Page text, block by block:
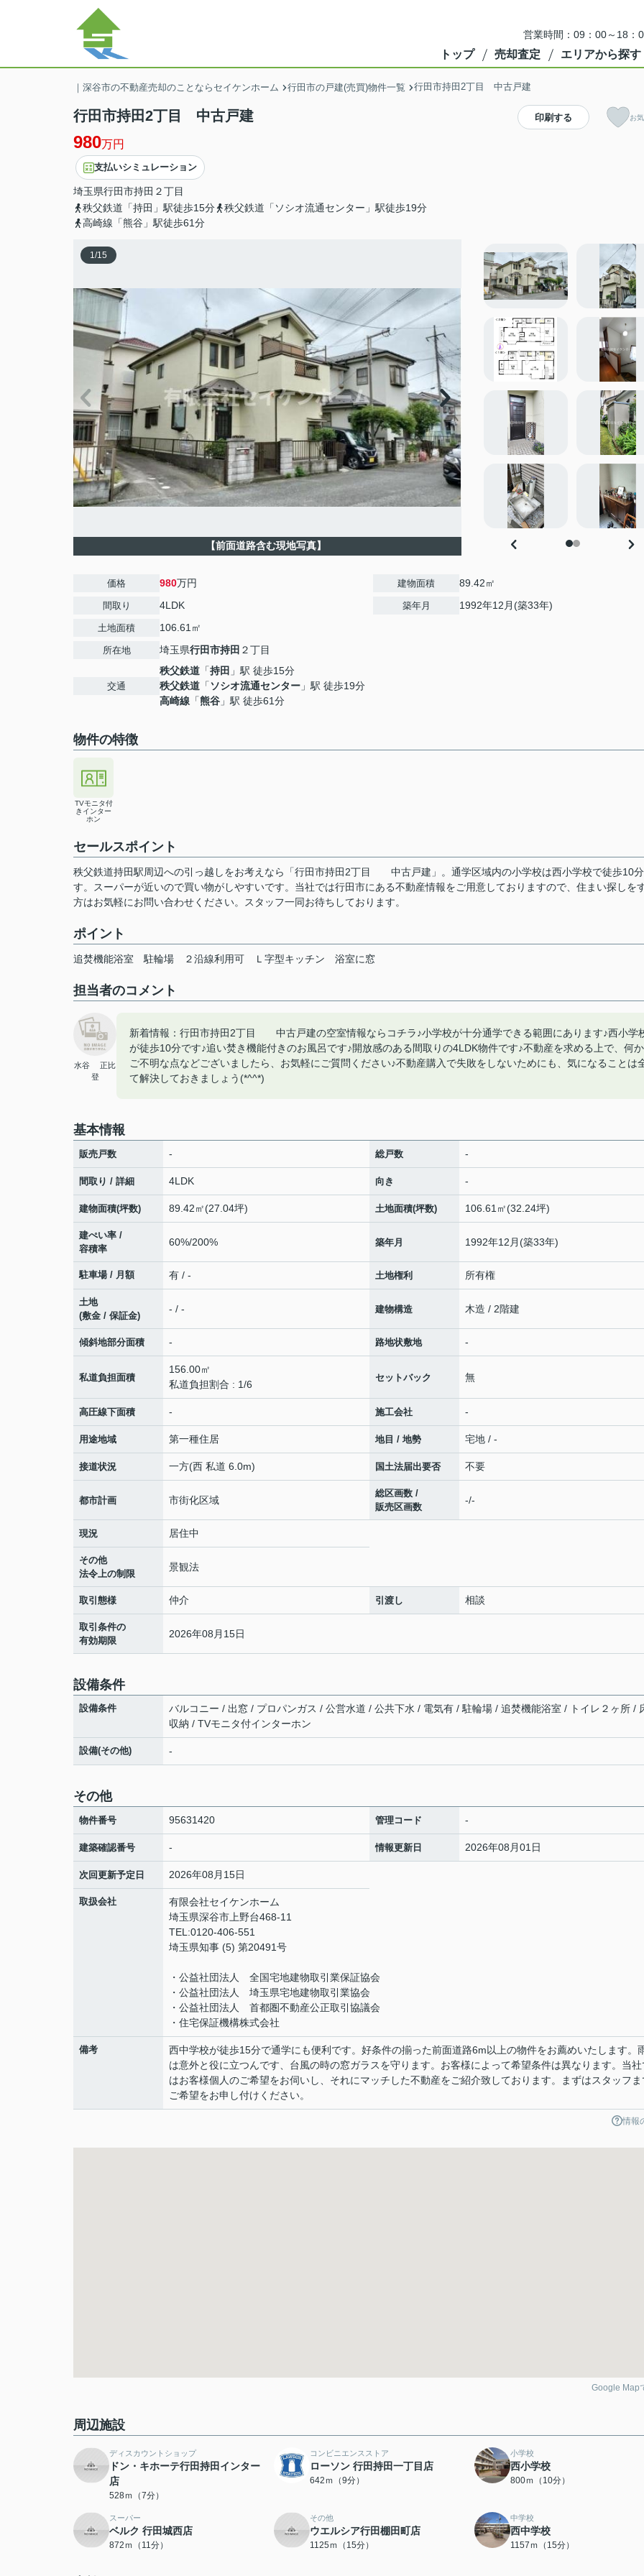
営業時間：09：00～18
トップ 売却査定 エリアから探す
｜深谷市の不動産売却のことならセイケンホーム 行田市の戸建(売買)物件一覧 行田市持田2丁目 中古戸建
行田市持田2丁目 中古戸建
980万円
支払いシミュレーション
埼玉県行田市持田 ２丁目
秩父鉄道「持田」駅徒歩15分
秩父鉄道「ソシオ流通センター」駅徒歩19分
高崎線「熊谷」駅徒歩61分
印刷する お
1/15
【前面道路含む現地写真】
価格 980万円
間取り 4LDK
土地面積 106.61㎡
所在地 埼玉県行田市持田 ２丁目
交通
秩父鉄道 「持田 」駅 徒歩15分
秩父鉄道 「 ソシオ流通センター 」駅 徒歩19分
高崎線 「熊谷 」駅 徒歩61分
建物面積 89.42㎡
築年月 1992年12月(築33年)
物件の特徴
TVモニタ付
きインター
ホン
セールスポイント
秩父鉄道持田駅周辺への引っ越しをお考えなら「行田市持田2丁目 中古戸建」。通学区域内の小学校は西小学校で徒歩10
す。スーパーが近いので買い物がしやすいです。当社では行田市にある不動産情報をご用意しておりますので、住まい探しを
方はお気軽にお問い合わせください。スタッフ一同お待ちしております。
ポイント
追焚機能浴室 駐輪場 ２沿線利用可 Ｌ字型キッチン 浴室に窓
担当者のコメント
水谷 正比
登
新着情報：行田市持田2丁目 中古戸建の空室情報ならコチラ♪小学校が十分通学できる範囲にあります♪西小学
が徒歩10分です♪追い焚き機能付きのお風呂です♪開放感のある間取りの4LDK物件です♪不動産を求める上で、何か
ご不明な点などございましたら、お気軽にご質問ください♪不動産購入で失敗をしないためにも、気になることは
て解決しておきましょう(*^^*)
基本情報
販売戸数 - 総戸数 -
間取り / 詳細 4LDK 向き -
建物面積(坪数) 89.42㎡(27.04坪) 土地面積(坪数) 106.61㎡(32.24坪)
建ぺい率 /
容積率
60%/200% 築年月 1992年12月(築33年)
駐車場 / 月額 有 / - 土地権利 所有権
土地
(敷金 / 保証金)
- / - 建物構造 木造 / 2階建
傾斜地部分面積 - 路地状敷地 -
私道負担面積
156.00㎡
私道負担割合 : 1/6
セットバック 無
高圧線下面積 - 施工会社 -
用途地域 第一種住居 地目 / 地勢 宅地 / -
接道状況 一方(西 私道 6.0m) 国土法届出要否 不要
都市計画 市街化区域
総区画数 /
販売区画数
-/-
現況 居住中
その他
法令上の制限
景観法
取引態様 仲介 引渡し 相談
取引条件の
有効期限
2026年08月15日
設備条件
設備条件
バルコニー / 出窓 / プロパンガス / 公営水道 / 公共下水 / 電気有 / 駐輪場 / 追焚機能浴室 / トイレ２ヶ所 /
収納 / TVモニタ付インターホン
設備(その他) -
その他
物件番号 95631420 管理コード -
建築確認番号 - 情報更新日 2026年08月01日
次回更新予定日 2026年08月15日
取扱会社
有限会社セイケンホーム
埼玉県深谷市上野台468-11
TEL:0120-406-551
埼玉県知事 (5) 第20491号
・公益社団法人 全国宅地建物取引業保証協会
・公益社団法人 埼玉県宅地建物取引業協会
・公益社団法人 首都圏不動産公正取引協議会
・住宅保証機構株式会社
備考
西中学校が徒歩15分で通学にも便利です。好条件の揃った前面道路6m以上の物件をお薦めいたします。
は意外と役に立つんです、台風の時の窓ガラスを守ります。お客様によって希望条件は異なります。当社
はお客様個人のご希望をお伺いし、それにマッチした不動産をご紹介致しております。まずはスタッフま
ご希望をお申し付けください。
情報
Google Map
周辺施設
ディスカウントショップ
ドン・キホーテ行田持田インター
店
528ｍ（7分）
コンビニエンスストア
ローソン 行田持田一丁目店
642ｍ（9分）
小学校
西小学校
800ｍ（10分）
スーパー
ベルク 行田城西店
872ｍ（11分）
その他
ウエルシア行田棚田町店
1125ｍ（15分）
中学校
西中学校
1157ｍ（15分）